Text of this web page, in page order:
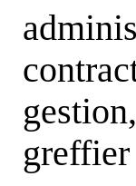
greffier